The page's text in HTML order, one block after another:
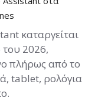
καταργείται
του 2026,
πλήρως από το
tablet, ρολόγια